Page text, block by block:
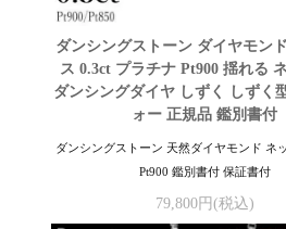
ダンシングストーン ダイヤモン
ス 0.3ct プラチナ Pt900 揺れる
ダンシングダイヤ しずく しずく
ォー 正規品 鑑別書付
ダンシングストーン 天然ダイヤモンド ネ
Pt900 鑑別書付 保証書付
79,800円(税込)